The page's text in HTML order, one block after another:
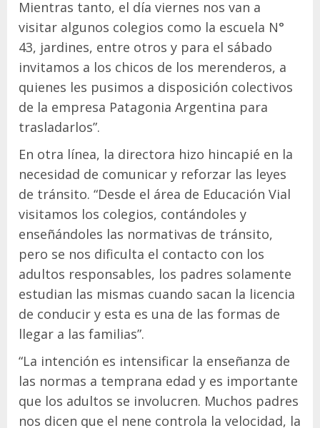
Mientras tanto, el día viernes nos van a
visitar algunos colegios como la escuela N°
43, jardines, entre otros y para el sábado
invitamos a los chicos de los merenderos, a
quienes les pusimos a disposición colectivos
de la empresa Patagonia Argentina para
trasladarlos”.
En otra línea, la directora hizo hincapié en la
necesidad de comunicar y reforzar las leyes
de tránsito. “Desde el área de Educación Vial
visitamos los colegios, contándoles y
enseñándoles las normativas de tránsito,
pero se nos dificulta el contacto con los
adultos responsables, los padres solamente
estudian las mismas cuando sacan la licencia
de conducir y esta es una de las formas de
llegar a las familias”.
“La intención es intensificar la enseñanza de
las normas a temprana edad y es importante
que los adultos se involucren. Muchos padres
nos dicen que el nene controla la velocidad, la